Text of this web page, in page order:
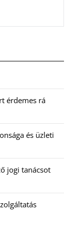
érdemes rá
és üzleti
jogi tanácsot